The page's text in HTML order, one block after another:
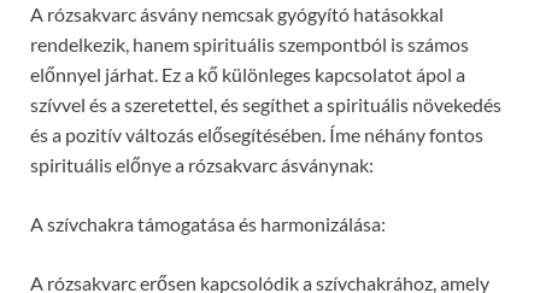
A rózsakvarc ásvány nemcsak gyógyító hatásokkal
rendelkezik, hanem spirituális szempontból is számos
előnnyel járhat. Ez a kő különleges kapcsolatot ápol a
szívvel és a szeretettel, és segíthet a spirituális növekedés
és a pozitív változás elősegítésében. Íme néhány fontos
spirituális előnye a rózsakvarc ásványnak:
A szívchakra támogatása és harmonizálása:
A rózsakvarc erősen kapcsolódik a szívchakrához, amely